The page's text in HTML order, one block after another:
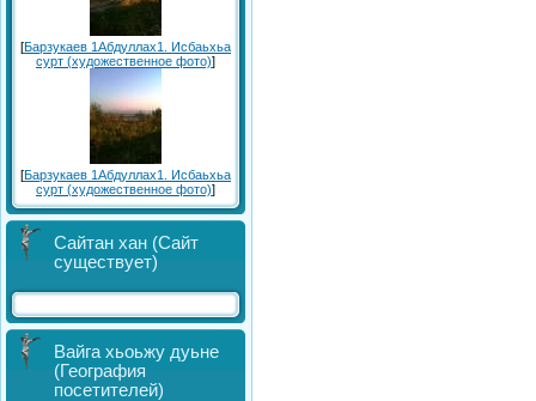
[Барзукаев 1Абдуллах1. Исбаьхьа
сурт (художественное фото)]
[Барзукаев 1Абдуллах1. Исбаьхьа
сурт (художественное фото)]
Сайтан хан (Сайт
существует)
Вайга хьоьжу дуьне
(География
посетителей)